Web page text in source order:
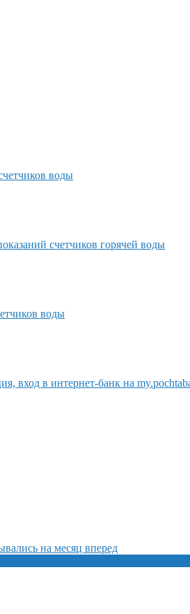
воды
счетчиков горячей воды
воды
вход в интернет-банк на
на месяц вперед